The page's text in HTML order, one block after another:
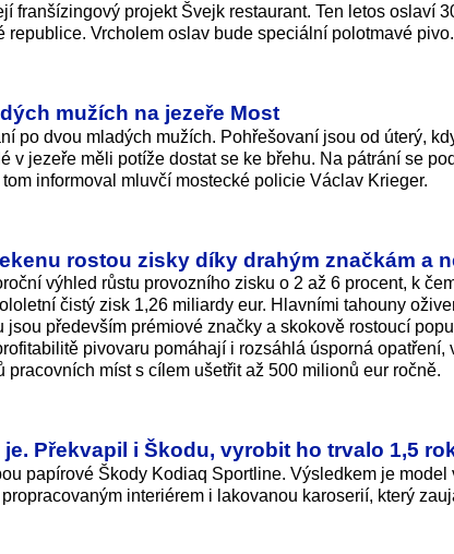
franšízingový projekt Švejk restaurant. Ten letos oslaví
republice. Vrcholem oslav bude speciální polotmavé pivo.
mužích na jezeře Most
po dvou mladých mužích. Pohřešovaní jsou od úterý,
v jezeře měli potíže dostat se ke břehu. Na pátrání se
informoval mluvčí mostecké policie Václav Krieger.
rostou zisky díky drahým značkám a
výhled růstu provozního zisku o 2 až 6 procent, k
čistý zisk 1,26 miliardy eur. Hlavními tahouny
především prémiové značky a skokově rostoucí
pivovaru pomáhají i rozsáhlá úsporná opatření,
míst s cílem ušetřit až 500 milionů eur ročně.
Překvapil i Škodu, vyrobit ho trvalo 1,5
papírové Škody Kodiaq Sportline. Výsledkem je model
interiérem i lakovanou karoserií, který